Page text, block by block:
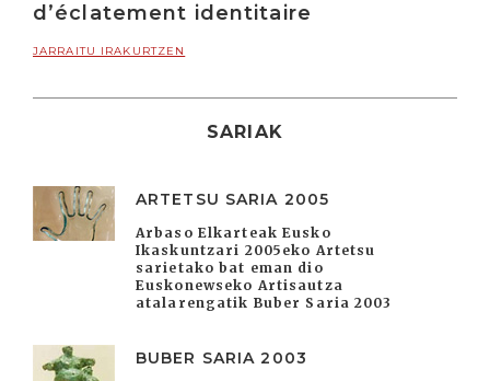
d’éclatement identitaire
JARRAITU IRAKURTZEN
SARIAK
ARTETSU SARIA 2005
Arbaso Elkarteak Eusko
Ikaskuntzari 2005eko Artetsu
sarietako bat eman dio
Euskonewseko Artisautza
atalarengatik Buber Saria 2003
BUBER SARIA 2003